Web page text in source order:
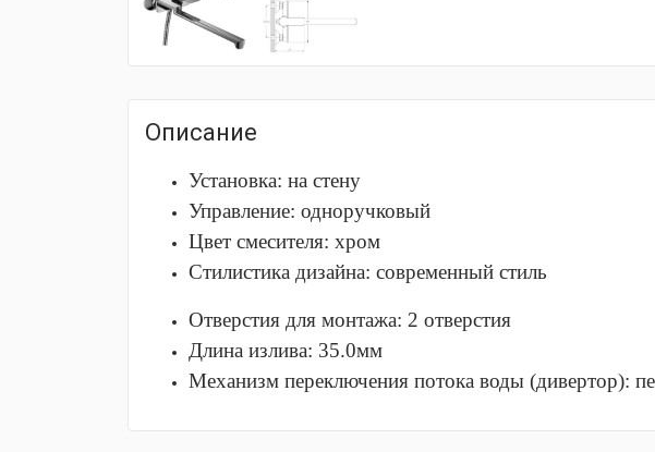
Описание
Установка: на стену
Управление: одноручковый
Цвет смесителя: хром
Стилистика дизайна: современный стиль
Отверстия для монтажа: 2 отверстия
Длина излива: 35.0мм
Механизм переключения потока воды (дивертор):